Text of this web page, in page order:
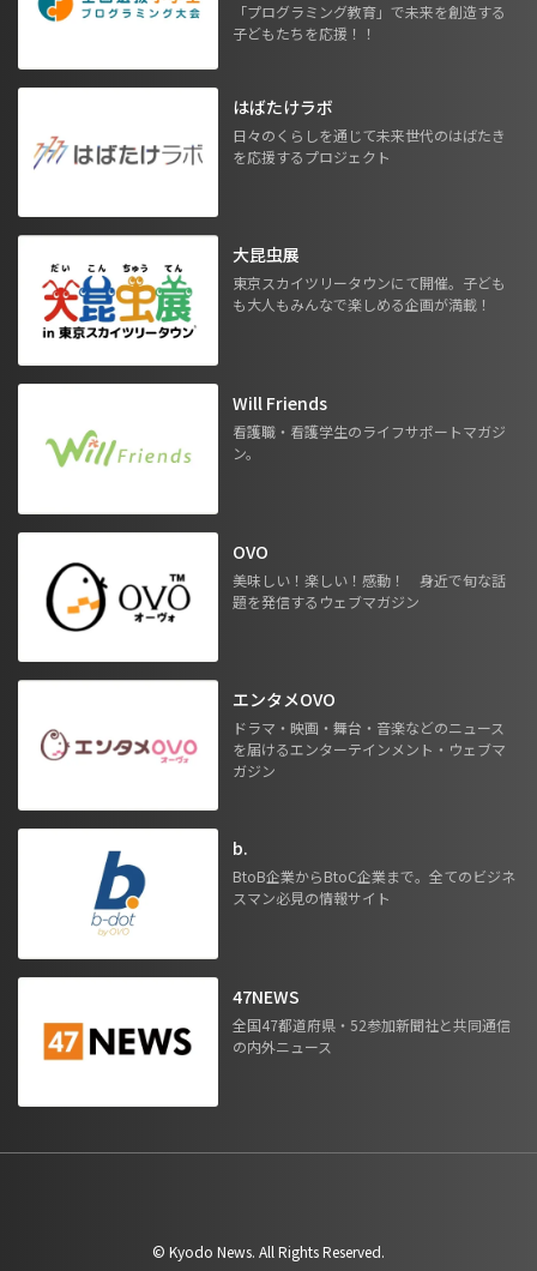
「プログラミング教育」で未来を創造する
子どもたちを応援！！
はばたけラボ
日々のくらしを通じて未来世代のはばたき
を応援するプロジェクト
大昆虫展
東京スカイツリータウンにて開催。子ども
も大人もみんなで楽しめる企画が満載！
Will Friends
看護職・看護学生のライフサポートマガジ
ン。
OVO
美味しい！楽しい！感動！ 身近で旬な話
題を発信するウェブマガジン
エンタメOVO
ドラマ・映画・舞台・音楽などのニュース
を届けるエンターテインメント・ウェブマ
ガジン
b.
BtoB企業からBtoC企業まで。全てのビジネ
スマン必見の情報サイト
47NEWS
全国47都道府県・52参加新聞社と共同通信
の内外ニュース
©︎ Kyodo News. All Rights Reserved.